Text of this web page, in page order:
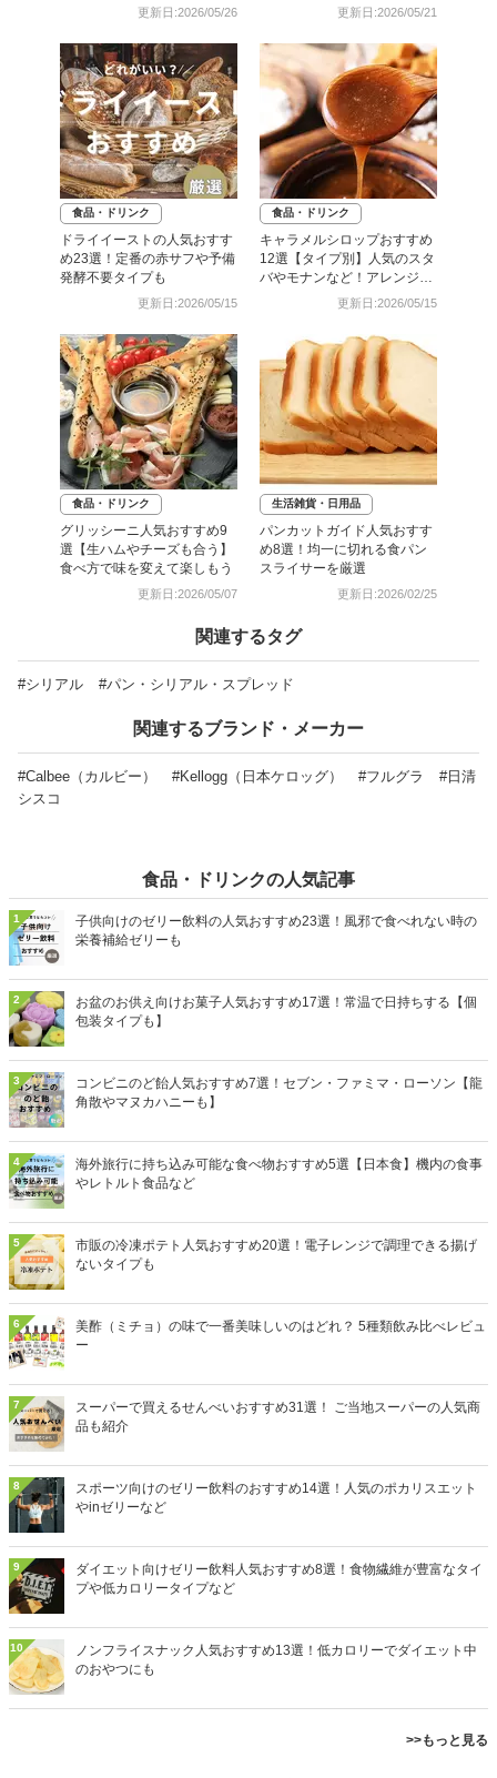
更新日:2026/05/26 更新日:2026/05/21
食品・ドリンク
ドライイーストの人気おすす
め23選！定番の赤サフや予備
発酵不要タイプも
更新日:2026/05/15
食品・ドリンク
キャラメルシロップおすすめ
12選【タイプ別】人気のスタ
バやモナンなど！アレンジレ
更新日:2026/05/15
食品・ドリンク
グリッシーニ人気おすすめ9
選【生ハムやチーズも合う】
食べ方で味を変えて楽しもう
更新日:2026/05/07
生活雑貨・日用品
パンカットガイド人気おすす
め8選！均一に切れる食パン
スライサーを厳選
更新日:2026/02/25
関連するタグ
#シリアル #パン・シリアル・スプレッド
関連するブランド・メーカー
#Calbee（カルビー） #Kellogg（日本ケロッグ） #フルグラ
#日清
シスコ
食品・ドリンクの人気記事
1
子供向けのゼリー飲料の人気おすすめ23選！風邪で食べれない時の
栄養補給ゼリーも
2
お盆のお供え向けお菓子人気おすすめ17選！常温で日持ちする【個
包装タイプも】
3
コンビニのど飴人気おすすめ7選！セブン・ファミマ・ローソン【龍
角散やマヌカハニーも】
4
海外旅行に持ち込み可能な食べ物おすすめ5選【日本食】機内の食事
やレトルト食品など
5
市販の冷凍ポテト人気おすすめ20選！電子レンジで調理できる揚げ
ないタイプも
6
美酢（ミチョ）の味で一番美味しいのはどれ？ 5種類飲み比べレビュ
ー
7
スーパーで買えるせんべいおすすめ31選！ ご当地スーパーの人気商
品も紹介
8
スポーツ向けのゼリー飲料のおすすめ14選！人気のポカリスエット
やinゼリーなど
9
ダイエット向けゼリー飲料人気おすすめ8選！食物繊維が豊富なタイ
プや低カロリータイプなど
10
ノンフライスナック人気おすすめ13選！低カロリーでダイエット中
のおやつにも
>>もっと見る